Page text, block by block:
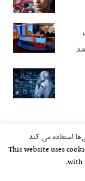
استفاده می کند
This website uses
with